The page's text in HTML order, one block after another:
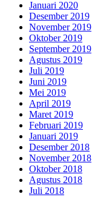
Januari 2020
Desember 2019
November 2019
Oktober 2019
September 2019
Agustus 2019
Juli 2019
Juni 2019
Mei 2019
April 2019
Maret 2019
Februari 2019
Januari 2019
Desember 2018
November 2018
Oktober 2018
Agustus 2018
Juli 2018